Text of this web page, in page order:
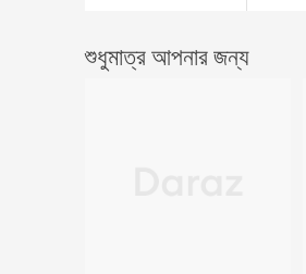
শুধুমাত্র আপনার জন্য